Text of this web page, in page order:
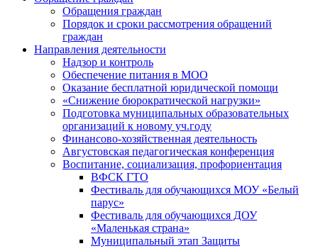
Обращения граждан
Порядок и сроки рассмотрения обращений
граждан
Направления деятельности
Надзор и контроль
Обеспечение питания в МОО
Оказание бесплатной юридической помощи
«Снижение бюрократической нагрузки»
Подготовка муниципальных образовательных
организаций к новому уч.году
Финансово-хозяйственная деятельность
Августовская педагогическая конференция
Воспитание, социализация, профориентация
ВФСК ГТО
Фестиваль для обучающихся МОУ «Белый
парус»
Фестиваль для обучающихся ДОУ
«Маленькая страна»
Муниципальный этап Защиты